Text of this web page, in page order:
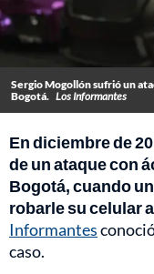
Sergio Mogollón sufrió un
Bogotá. Los Informantes
En diciembre de
de un ataque con
Bogotá, cuando
robarle su celular
Informantes
caso.